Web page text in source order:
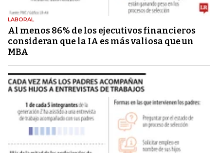
LABORAL
Al menos 86% de los ejecutivos financieros
consideran que la IA es más valiosa que un
MBA